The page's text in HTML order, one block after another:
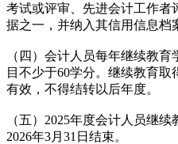
考试或评审、先进会计工作者
据之一，并纳入其信用信息档
（四）会计人员每年继续教
目不少于60学分。继续教育
有效，不得结转以后年度。
（五）2025年度会计人员继续
2026年3月31日结束。